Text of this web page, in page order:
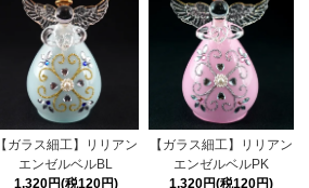
【ガラス細工】リリアン
エンゼルベルBL
1,320円(税120円)
【ガラス細工】リリアン
エンゼルベルPK
1,320円(税120円)